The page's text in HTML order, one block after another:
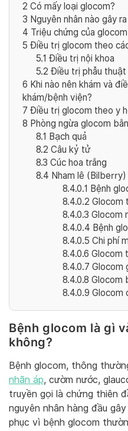
2 Có mấy loại glocom?
3 Nguyên nhân nào gây
4 Triệu chứng của
5 Điều trị glocom theo
5.1 Điều trị nội khoa
5.2 Điều trị phẫu thuật
6 Khi nào nên khám và
khám/bệnh viện?
7 Điều trị glocom theo y
8 Phòng ngừa glocom
8.1 Bạch quả
8.2 Câu kỷ tử
8.3 Cúc hoa trắng
8.4 Nham lê (Bilberry)
8.4.0.1 Bệnh
8.4.0.2 Glocom
8.4.0.3 Glocom
8.4.0.4 Bệnh
8.4.0.5 Chi phí
8.4.0.6 Glocom
8.4.0.7 Glocom
8.4.0.8 Glocom
8.4.0.9 Glocom
Bệnh glocom là gì
không?
Bệnh glocom, thông
nhãn áp, cườm nước,
truyền gọi là chứng thiên
nguyên nhân hàng đầu
phục vì bệnh glocom